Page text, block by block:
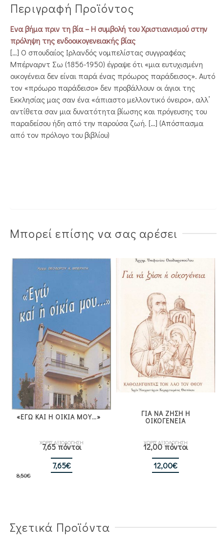
ποσότητα
Περιγραφή Προϊόντος
Ένα βήμα πριν τη βία – Η συμβολή του Χριστιανισμού στην
πρόληψη της ενδοοικογενειακής βίας
[…] Ο σπουδαίος Ιρλανδός νομπελίστας συγγραφέας
Μπέρναρντ Σω (1856-1950) έγραψε ότι «μια ευτυχισμένη
οικογένεια δεν είναι παρά ένας πρόωρος παράδεισος». Αυτό
τον «πρόωρο παράδεισο» δεν προβάλλουν οι άγιοι της
Εκκλησίας μας σαν ένα «άπιαστο μελλοντικό όνειρο», αλλ’
αντίθετα σαν μια δυνατότητα βίωσης και πρόγευσης του
παραδείσου ήδη από την παρούσα ζωή. […] (Απόσπασμα
από τον πρόλογο του βιβλίου)
Μπορεί επίσης να σας αρέσει
«ΕΓΩ ΚΑΙ Η ΟΙΚΙΑ ΜΟΥ…»
ΧΩΡΙΣ ΑΞΙΟΛΟΓΗΣΗ
7,65 πόντοι
8,50€
Original
7,65€
ΓΙΑ ΝΑ ΖΗΣΗ Η
ΟΙΚΟΓΕΝΕΙΑ
ΧΩΡΙΣ ΑΞΙΟΛΟΓΗΣΗ
12,00 πόντοι
12,00€
Σχετικά Προϊόντα